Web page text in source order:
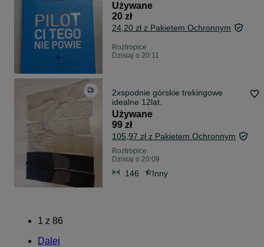
Używane
20 zł
24,20 zł z Pakietem Ochronnym
Roztropice
Dzisiaj o 20:11
2xspodnie górskie trekingowe
idealne 12lat.
Używane
99 zł
105,97 zł z Pakietem Ochronnym
Roztropice
Dzisiaj o 20:09
146 Inny
1 z 86
Dalej